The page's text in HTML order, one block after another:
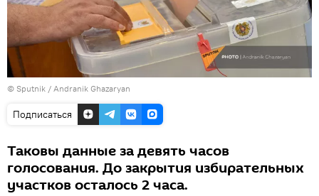
© Sputnik / Andranik Ghazaryan
Подписаться
Таковы данные за девять часов
голосования. До закрытия избирательных
участков осталось 2 часа.